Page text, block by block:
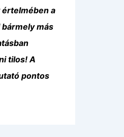
értelmében a
más
tilos! A
pontos